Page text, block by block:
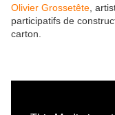
Olivier Grossetête ,
participatifs de
carton.